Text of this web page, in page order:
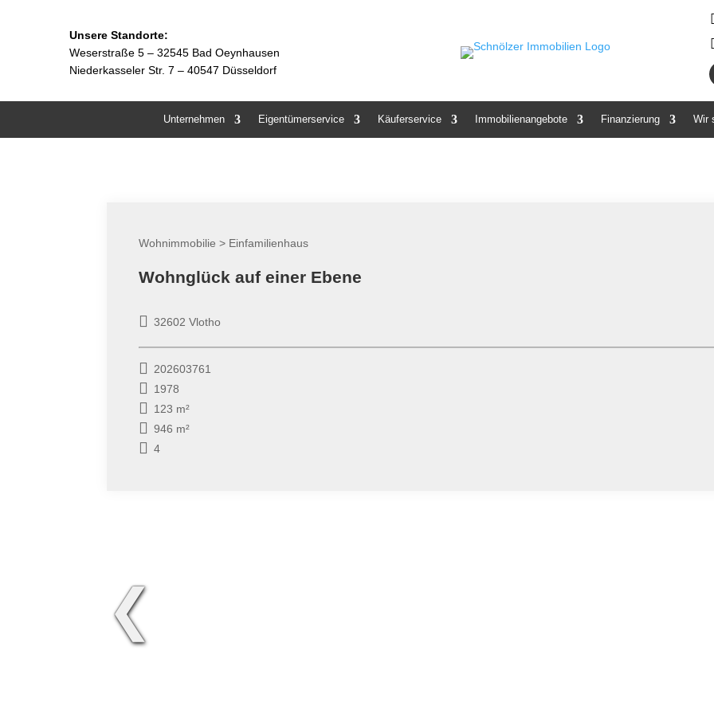
Unsere Standorte:
Weserstraße 5 – 32545 Bad Oeynhausen
Niederkasseler Str. 7 – 40547 Düsseldorf
Unternehmen Eigentümerservice Käuferservice Immobilienangebote Finanzierung Wir
Wohnimmobilie > Einfamilienhaus
Wohnglück auf einer Ebene
32602 Vlotho
202603761
1978
123 m²
946 m²
4
❮